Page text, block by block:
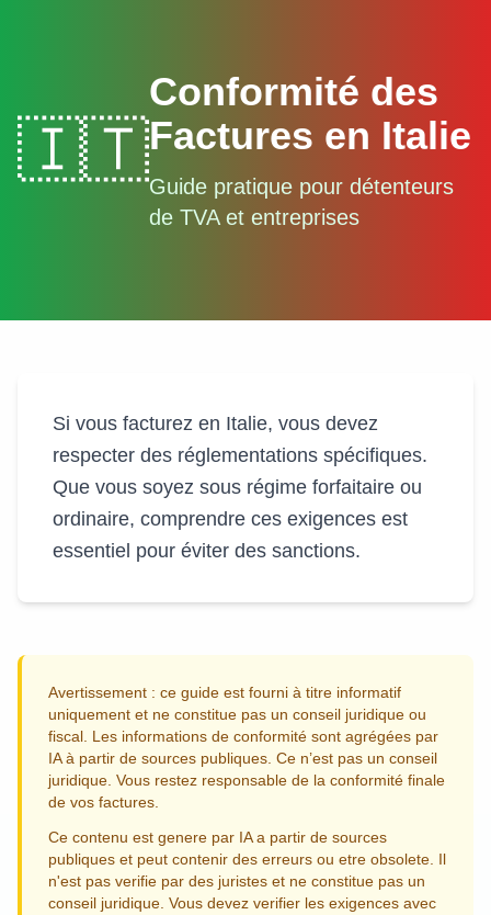
🇮🇹
Conformité des
Factures en Italie
Guide pratique pour détenteurs
de TVA et entreprises
Si vous facturez en Italie, vous devez
respecter des réglementations spécifiques.
Que vous soyez sous régime forfaitaire ou
ordinaire, comprendre ces exigences est
essentiel pour éviter des sanctions.
Avertissement : ce guide est fourni à titre informatif
uniquement et ne constitue pas un conseil juridique ou
fiscal. Les informations de conformité sont agrégées par
IA à partir de sources publiques. Ce n’est pas un conseil
juridique. Vous restez responsable de la conformité finale
de vos factures.
Ce contenu est genere par IA a partir de sources
publiques et peut contenir des erreurs ou etre obsolete. Il
n'est pas verifie par des juristes et ne constitue pas un
conseil juridique. Vous devez verifier les exigences avec